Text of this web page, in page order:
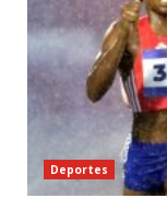
Deportes